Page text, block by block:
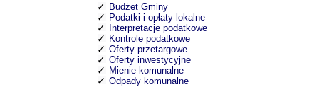
Budżet Gminy
Podatki i opłaty lokalne
Interpretacje podatkowe
Kontrole podatkowe
Oferty przetargowe
Oferty inwestycyjne
Mienie komunalne
Odpady komunalne